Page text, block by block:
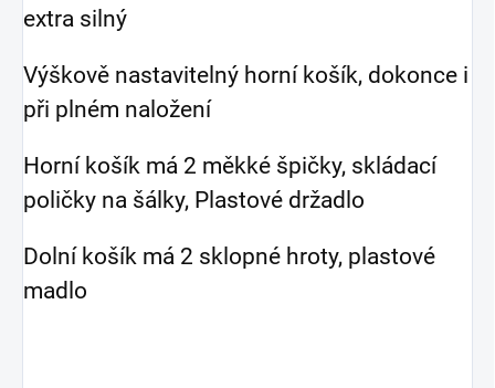
extra silný
Výškově nastavitelný horní košík, dokonce i
při plném naložení
Horní košík má 2 měkké špičky, skládací
poličky na šálky, Plastové držadlo
Dolní košík má 2 sklopné hroty, plastové
madlo